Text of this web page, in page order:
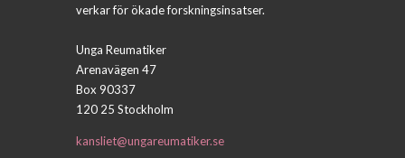
verkar för ökade forskningsinsatser.
Unga Reumatiker
Arenavägen 47
Box 90337
120 25 Stockholm
kansliet@ungareumatiker.se